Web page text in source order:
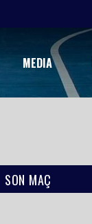
MEDIA
SON MAÇ